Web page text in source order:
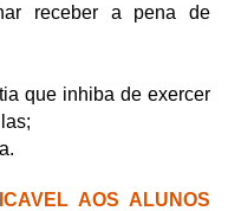
receber a pena de
que inhiba de exercer
AOS ALUNOS